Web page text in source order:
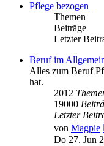
Pflege bezogen
Themen
Beiträge
Letzter
Beruf im
Alles zum Beruf
hat.
2012
19000
Letzter
von Magpie
Do 27. Jun